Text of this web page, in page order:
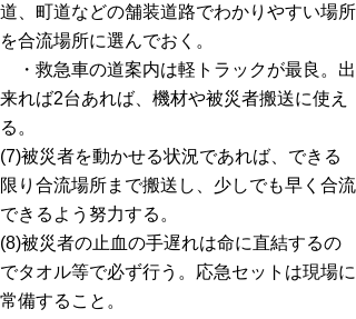
道、町道などの舗装道路でわかりやすい場所
を合流場所に選んでおく。
・救急車の道案内は軽トラックが最良。出
来れば2台あれば、機材や被災者搬送に使え
る。
(7)被災者を動かせる状況であれば、できる
限り合流場所まで搬送し、少しでも早く合流
できるよう努力する。
(8)被災者の止血の手遅れは命に直結するの
でタオル等で必ず行う。応急セットは現場に
常備すること。